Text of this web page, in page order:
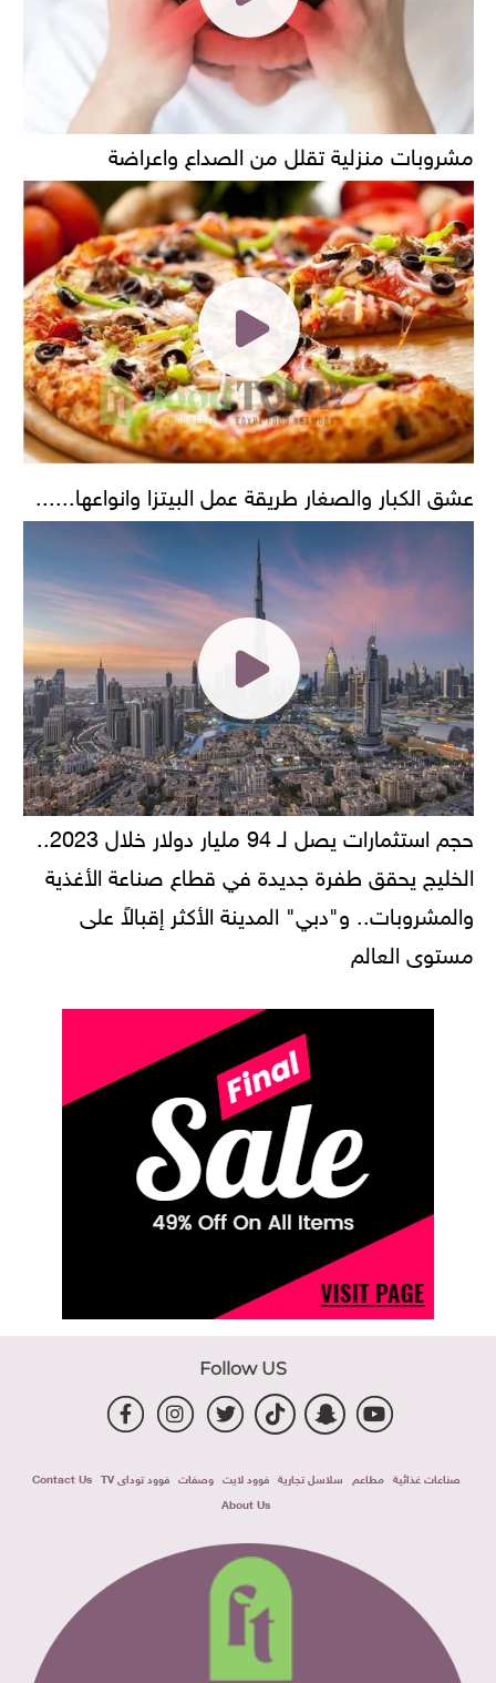
مشروبات منزلية تقلل من الصداع واعراضة
عشق الكبار والصغار طريقة عمل البيتزا وانواعها......
الخليج يحقق طفرة جديدة في قطاع صناعة الأغذية
والمشروبات.. و"دبي" المدينة الأكثر إقبالاً على
مستوى العالم
Follow US
صناعات غذائية مطاعم سلاسل تجارية فوود لايت وصفات فوود توداى TV
Contact Us
About Us